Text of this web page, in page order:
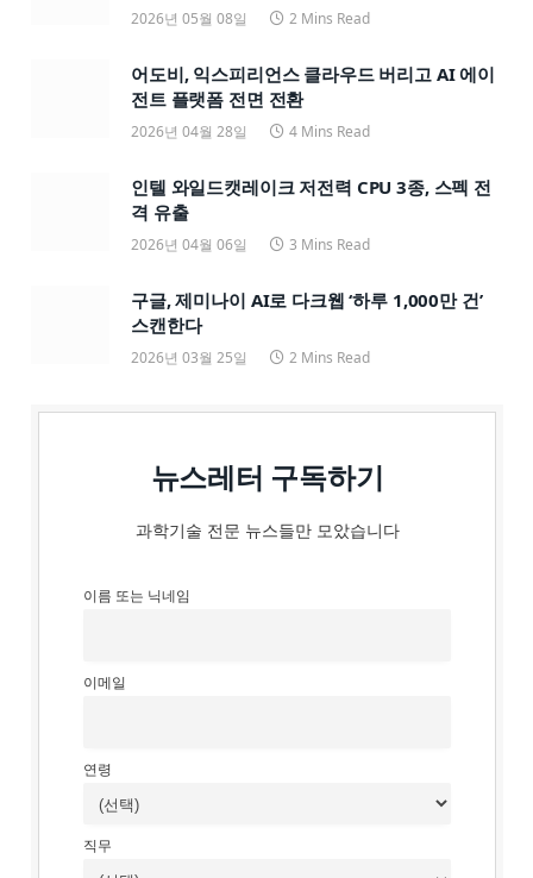
2026년 05월 08일 2 Mins Read
어도비, 익스피리언스 클라우드 버리고 AI 에이
전트 플랫폼 전면 전환
2026년 04월 28일 4 Mins Read
인텔 와일드캣레이크 저전력 CPU 3종, 스펙 전
격 유출
2026년 04월 06일 3 Mins Read
구글, 제미나이 AI로 다크웹 ‘하루 1,000만 건’
스캔한다
2026년 03월 25일 2 Mins Read
뉴스레터 구독하기
과학기술 전문 뉴스들만 모았습니다
이름 또는 닉네임
이메일
연령
직무